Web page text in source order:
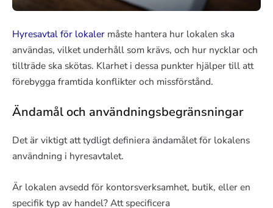
Hyresavtal för lokaler måste hantera hur lokalen ska
användas, vilket underhåll som krävs, och hur nycklar och
tillträde ska skötas. Klarhet i dessa punkter hjälper till att
förebygga framtida konflikter och missförstånd.
Ändamål och användningsbegränsningar
Det är viktigt att tydligt definiera ändamålet för lokalens
användning i hyresavtalet.
Är lokalen avsedd för kontorsverksamhet, butik, eller en
specifik typ av handel? Att specificera